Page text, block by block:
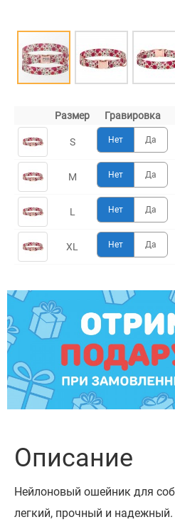
Размер Гравировка
S Нет Да
M Нет Да
L Нет Да
XL Нет Да
Описание
Нейлоновый ошейник для
легкий, прочный и